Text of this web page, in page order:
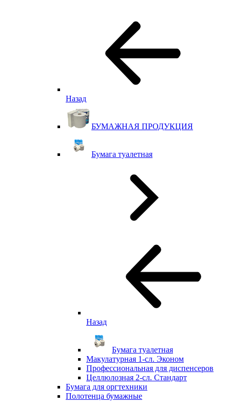
Назад
БУМАЖНАЯ ПРОДУКЦИЯ
Бумага туалетная
Назад
Бумага туалетная
Макулатурная 1-сл. Эконом
Профессиональная для диспенсеров
Целлюлозная 2-сл. Стандарт
Бумага для оргтехники
Полотенца бумажные